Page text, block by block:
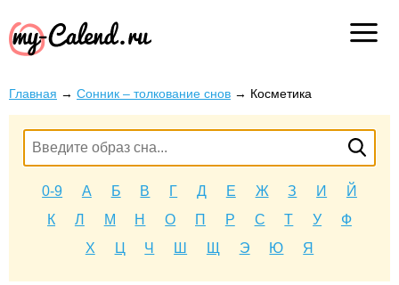
Главная → Сонник – толкование снов → Косметика
0-9 А Б В Г Д Е Ж З И
Й
К
Л М Н О П Р С Т У
Ф
Х
Ц Ч Ш Щ Э Ю Я